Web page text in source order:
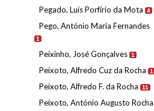
Pegado, Luís Porfírio da Mota 4
Pego, António Maria Fernandes
1
Peixinho, José Gonçalves 1
Peixoto, Alfredo Cuz da Rocha 1
Peixoto, Alfredo F. da Rocha 11
Peixoto, António Augusto Rocha